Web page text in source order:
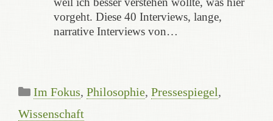
vorgeht. Diese 40 Interviews, lange,
narrative Interviews von…
Kategorien
Im Fokus, Philosophie, Pressespiegel,
Wissenschaft